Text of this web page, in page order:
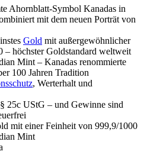
Ahornblatt-Symbol Kanadas in
mit dem neuen Porträt von
Gold mit außergewöhnlicher
– höchster Goldstandard weltweit
Mint – Kanadas renommierte
100 Jahren Tradition
, Werterhalt und
25c UStG – und Gewinne sind
mit einer Feinheit von 999,9/1000
Mint